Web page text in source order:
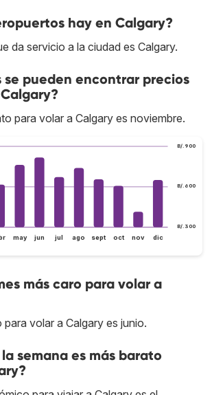
hay en Calgary?
da servicio a la ciudad es Calgary.
se pueden encontrar precios
para volar a Calgary es noviembre.
B/.300
B/.600
B/.900
may jun jul ago sept oct nov dic
más caro para volar a
para volar a Calgary es junio.
semana es más barato